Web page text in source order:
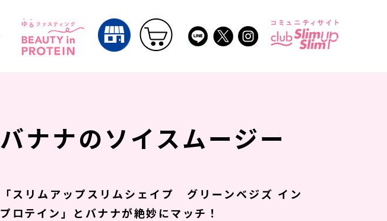
バナナのソイスムージー
「スリムアップスリムシェイプ グリーンベジズ イン
プロテイン」とバナナが絶妙にマッチ！